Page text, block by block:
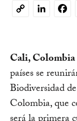
CopyLinkedIn
Cali,
países se
Biodiversidad
Colombia, que